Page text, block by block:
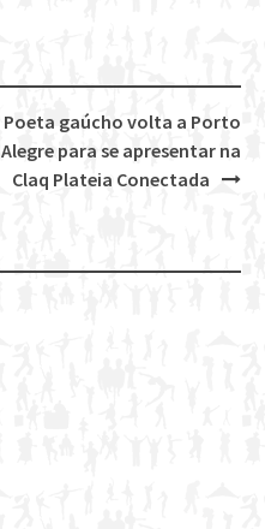
Poeta gaúcho volta a Porto
Alegre para se apresentar na
Claq Plateia Conectada